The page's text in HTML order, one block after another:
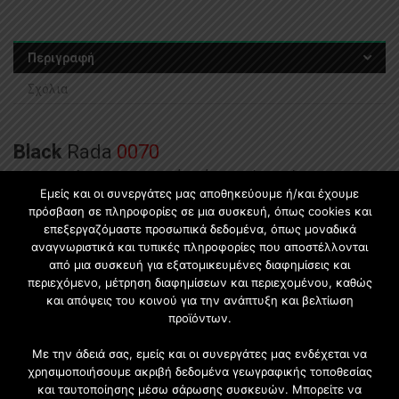
o
Περιγραφή
Σχόλια
Black Rada 0070
ΗRADAείναι μια φωτεινή υφή που λάμπει όπως το
βουρτσισμένο αλουμίνιο. Κομψή και ιδανική για
συνδυασμό με συμπαγή χρώματα
ΠΙΣΩ ΟΨΗ:Shagreen
Η επιφάνεια shagreen είναι κατάλληλη για έντονα
μοναδικά χρώματα. Τονίζει επίσης την εμφάνιση κομψών
ξύλινων διακοσμητικών.
THICKNESS COMPARE TO NOMINAL VALUE:+0.5 mm
ΔΙΑΣΤΑΣΕΙΣ
Εμείς και οι συνεργάτες μας αποθηκεύουμε ή/και έχουμε
πρόσβαση σε πληροφορίες σε μια συσκευή, όπως cookies και
επεξεργαζόμαστε προσωπικά δεδομένα, όπως μοναδικά
αναγνωριστικά και τυπικές πληροφορίες που αποστέλλονται
από μια συσκευή για εξατομικευμένες διαφημίσεις και
περιεχόμενο, μέτρηση διαφημίσεων και περιεχομένου, καθώς
και απόψεις του κοινού για την ανάπτυξη και βελτίωση
προϊόντων.
Με την άδειά σας, εμείς και οι συνεργάτες μας ενδέχεται να
χρησιμοποιήσουμε ακριβή δεδομένα γεωγραφικής τοποθεσίας
και ταυτοποίησης μέσω σάρωσης συσκευών. Μπορείτε να